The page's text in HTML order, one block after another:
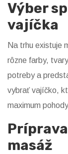
Výber
vajíčka
Na trhu existuje
rôzne farby,
potreby a
vybrať vajíčko,
maximum
masáž